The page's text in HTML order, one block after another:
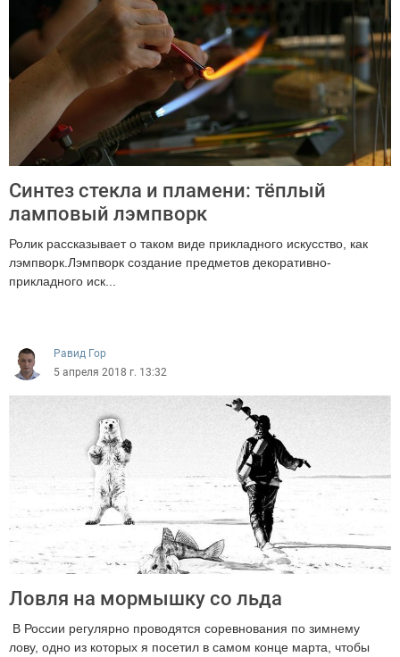
Синтез стекла и пламени: тёплый
ламповый лэмпворк
Ролик рассказывает о таком виде прикладного искусство, как
лэмпворк.Лэмпворк создание предметов декоративно-
прикладного иск...
Равид Гор
5 апреля 2018 г. 13:32
Ловля на мормышку со льда
В России регулярно проводятся соревнования по зимнему
лову, одно из которых я посетил в самом конце марта, чтобы